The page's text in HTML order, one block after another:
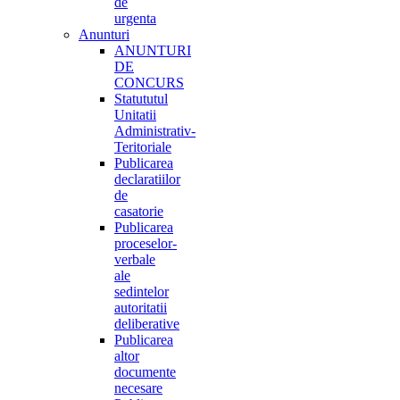
urgenta
Anunturi
ANUNTURI
DE
CONCURS
Statututul
Unitatii
Administrativ-
Teritoriale
Publicarea
declaratiilor
de
casatorie
Publicarea
proceselor-
verbale
ale
sedintelor
autoritatii
deliberative
Publicarea
altor
documente
necesare